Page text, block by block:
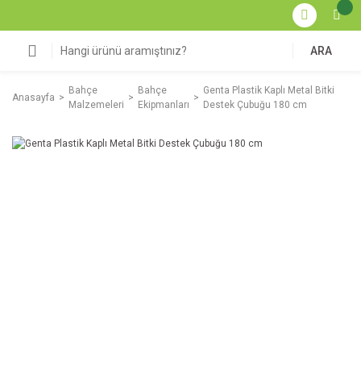
ARA
Anasayfa
Bahçe
Malzemeleri
Bahçe
Ekipmanları
Genta Plastik Kaplı Metal Bitki
Destek Çubuğu 180 cm